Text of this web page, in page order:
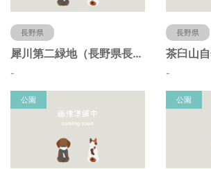
長野県
犀川第二緑地（長野県長野市）
-
長野県
-
公園 公園